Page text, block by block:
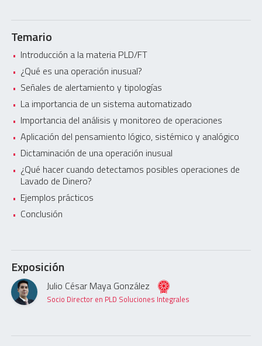
Temario
Introducción a la materia PLD/FT
¿Qué es una operación inusual?
Señales de alertamiento y tipologías
La importancia de un sistema automatizado
Importancia del análisis y monitoreo de operaciones
Aplicación del pensamiento lógico, sistémico y analógico
Dictaminación de una operación inusual
¿Qué hacer cuando detectamos posibles operaciones de
Lavado de Dinero?
Ejemplos prácticos
Conclusión
Exposición
Julio César Maya González
Socio Director en PLD Soluciones Integrales